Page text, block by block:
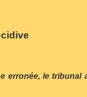
erronée, le